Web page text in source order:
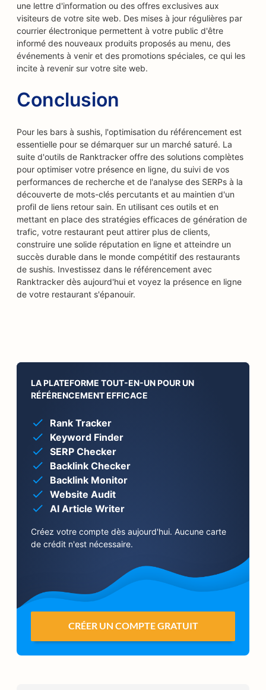
une lettre d'information ou des offres exclusives aux
visiteurs de votre site web. Des mises à jour régulières par
courrier électronique permettent à votre public d'être
informé des nouveaux produits proposés au menu, des
événements à venir et des promotions spéciales, ce qui les
incite à revenir sur votre site web.
Conclusion
Pour les bars à sushis, l'optimisation du référencement est
essentielle pour se démarquer sur un marché saturé. La
suite d'outils de Ranktracker offre des solutions complètes
pour optimiser votre présence en ligne, du suivi de vos
performances de recherche et de l'analyse des SERPs à la
découverte de mots-clés percutants et au maintien d'un
profil de liens retour sain. En utilisant ces outils et en
mettant en place des stratégies efficaces de génération de
trafic, votre restaurant peut attirer plus de clients,
construire une solide réputation en ligne et atteindre un
succès durable dans le monde compétitif des restaurants
de sushis. Investissez dans le référencement avec
Ranktracker dès aujourd'hui et voyez la présence en ligne
de votre restaurant s'épanouir.
LA PLATEFORME TOUT-EN-UN POUR UN
RÉFÉRENCEMENT EFFICACE
Rank Tracker
Keyword Finder
SERP Checker
Backlink Checker
Backlink Monitor
Website Audit
AI Article Writer
Créez votre compte dès aujourd'hui. Aucune carte
de crédit n'est nécessaire.
CRÉER UN COMPTE GRATUIT